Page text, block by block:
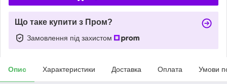
Що таке купити з Пром?
Замовлення під захистом
Опис Характеристики Доставка Оплата Умови